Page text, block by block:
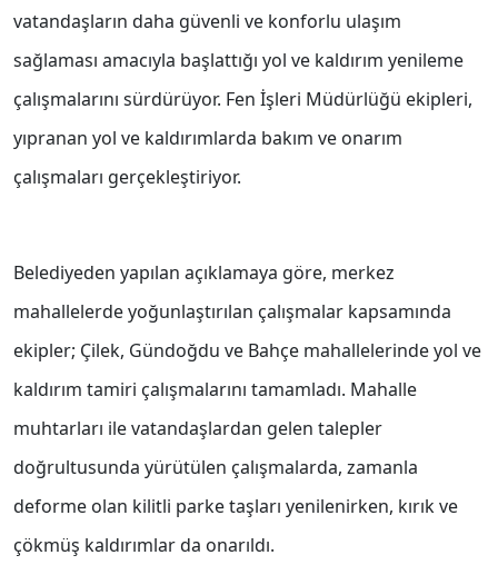
vatandaşların daha güvenli ve konforlu ulaşım
sağlaması amacıyla başlattığı yol ve kaldırım yenileme
çalışmalarını sürdürüyor. Fen İşleri Müdürlüğü ekipleri,
yıpranan yol ve kaldırımlarda bakım ve onarım
çalışmaları gerçekleştiriyor.
Belediyeden yapılan açıklamaya göre, merkez
mahallelerde yoğunlaştırılan çalışmalar kapsamında
ekipler; Çilek, Gündoğdu ve Bahçe mahallelerinde yol ve
kaldırım tamiri çalışmalarını tamamladı. Mahalle
muhtarları ile vatandaşlardan gelen talepler
doğrultusunda yürütülen çalışmalarda, zamanla
deforme olan kilitli parke taşları yenilenirken, kırık ve
çökmüş kaldırımlar da onarıldı.